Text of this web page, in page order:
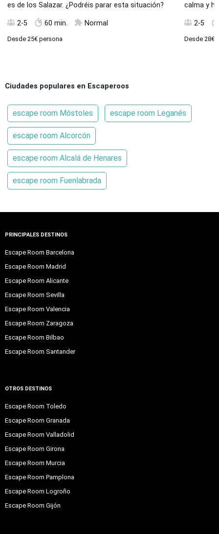
es de los Salazar. ¿Podréis parar esta situación?
2-5 60 min. Normal
Desde 25€ persona
calma y
2-5
Desde 28€
Ciudades populares en Escaperoos
escape room Móstoles escape room Leganés
escape room Alcorcón
escape room Alcalá de Henares
escape room Fuenlabrada
PRINCIPALES DESTINOS
Escape Room Barcelona
Escape Room Madrid
Escape Room Alicante
Escape Room Sevilla
Escape Room Valencia
Escape Room Zaragoza
Escape Room Bilbao
Escape Room Santander
OTROS DESTINOS
Escape Room Toledo
Escape Room Granada
Escape Room Valladolid
Escape Room Girona
Escape Room Murcia
Escape Room Pamplona
Escape Room Logroño
Escape Room Gijón